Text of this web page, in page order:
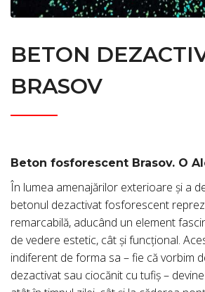
BETON
BRASOV
Beton fosforescent Brasov. O
În lumea amenajărilor exterioare și a
betonul dezactivat fosforescent
remarcabilă, aducând un element
de vedere estetic, cât și funcțional.
indiferent de forma sa – fie că vorbim
dezactivat sau ciocănit cu tufiș –